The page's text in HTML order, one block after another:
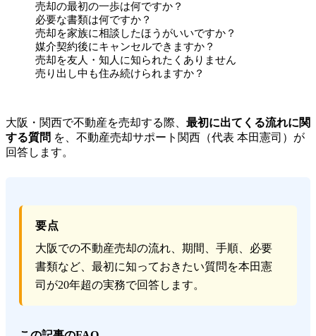
売却の最初の一歩は何ですか？
必要な書類は何ですか？
売却を家族に相談したほうがいいですか？
媒介契約後にキャンセルできますか？
売却を友人・知人に知られたくありません
売り出し中も住み続けられますか？
大阪・関西で不動産を売却する際、 最初に出てくる流れに関
する質問 を、不動産売却サポート関西（代表 本田憲司）が
回答します。
要点
大阪での不動産売却の流れ、期間、手順、必要
書類など、最初に知っておきたい質問を本田憲
司が20年超の実務で回答します。